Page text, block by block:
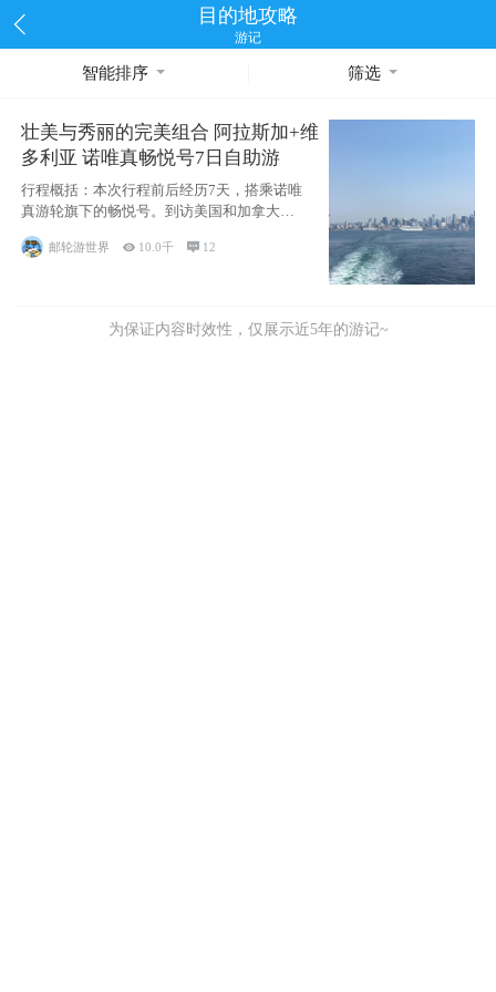
目的地攻略
游记
智能排序 筛选
壮美与秀丽的完美组合 阿拉斯加+维
多利亚 诺唯真畅悦号7日自助游
行程概括：本次行程前后经历7天，搭乘诺唯
真游轮旗下的畅悦号。到访美国和加拿大的4
个州/省：美国华盛顿州
邮轮游世界  10.0千  12
为保证内容时效性，仅展示近5年的游记~